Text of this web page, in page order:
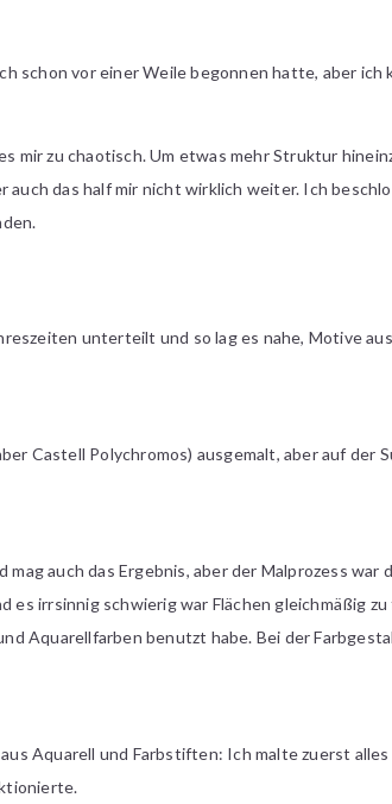
schon vor einer Weile begonnen hatte, aber ich
mir zu chaotisch. Um etwas mehr Struktur
das half mir nicht wirklich weiter. Ich
unterteilt und so lag es nahe, Motive
Castell Polychromos) ausgemalt, aber auf der
auch das Ergebnis, aber der Malprozess
irrsinnig schwierig war Flächen gleichmäßig
Aquarellfarben benutzt habe. Bei der
Aquarell und Farbstiften: Ich malte zuerst